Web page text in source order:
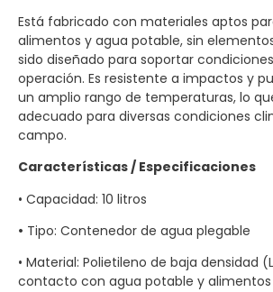
Está fabricado con materiales aptos
alimentos y agua potable, sin
sido diseñado para soportar
operación. Es resistente a impactos y
un amplio rango de temperaturas, lo
adecuado para diversas condiciones
campo.
Características / Especificaciones
• Capacidad: 10 litros
• Tipo: Contenedor de agua plegable
• Material: Polietileno de baja densidad
contacto con agua potable y alimentos